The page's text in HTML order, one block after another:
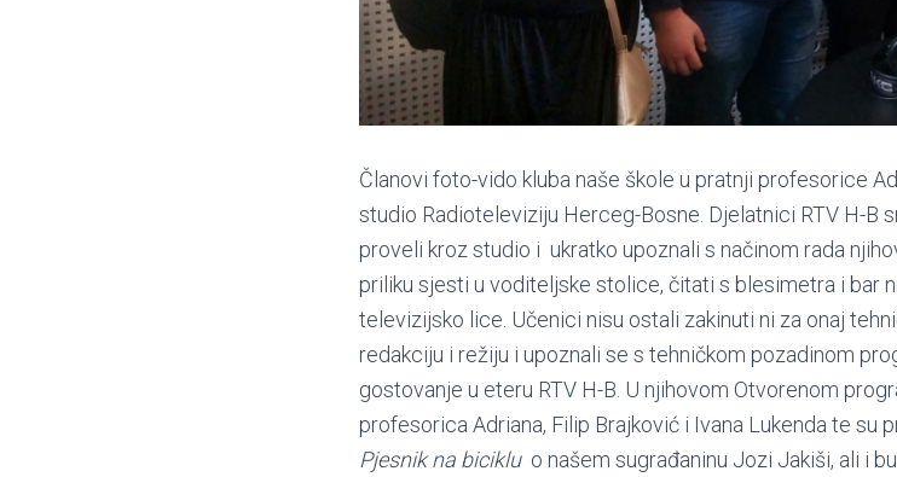
Članovi foto-vido kluba naše škole u pratnji profesorice
studio Radioteleviziju Herceg-Bosne. Djelatnici RTV H-B
proveli kroz studio i ukratko upoznali s načinom rada
priliku sjesti u voditeljske stolice, čitati s blesimetra i bar
televizijsko lice. Učenici nisu ostali zakinuti ni za onaj
redakciju i režiju i upoznali se s tehničkom pozadinom
gostovanje u eteru RTV H-B. U njihovom Otvorenom
profesorica Adriana, Filip Brajković i Ivana Lukenda te su
Pjesnik na bicikluo našem sugrađaninu Jozi Jakiši, ali i